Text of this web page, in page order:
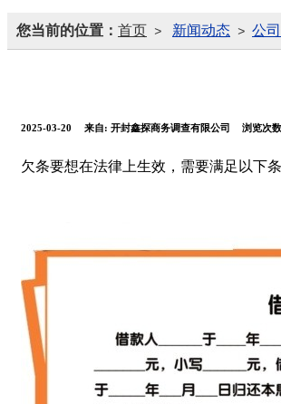
您当前的位置： 首页 > 新闻动态 > 公
2025-03-20 来自: 开封鑫探商务调查有限公司 浏览次
欠条要想在法律上生效，需要满足以下